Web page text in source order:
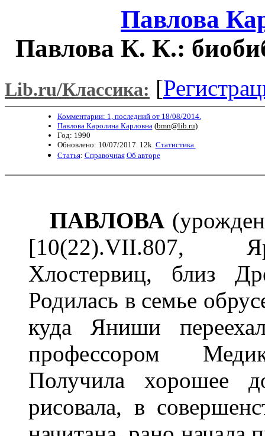
Павлова
Павлова К. К.:
Lib.ru/Классика: [
Комментарии: 1, последний от 18/08/2014.
Павлова Каролина Карловна (bmn@lib.ru)
Год: 1990
Обновлено: 10/07/2017. 12k. Статистика.
Статья: Справочная Об авторе
ПАВЛОВА
[10(22).VII.807,
Хлостервиц, близ
Родилась в семье
куда Яниши
профессором
Получила хорошее
рисовала, в